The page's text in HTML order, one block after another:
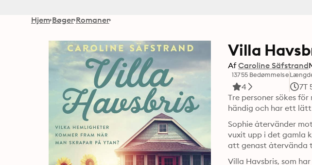
Hjem Bøger Romaner
Villa
Af Caroline Säfstrand
13755 Bedømmelse
4 7T
Tre personer sökes
händig och har ett
Sophie återvänder
vuxit upp i det gamla
att genast återvända
Villa Havsbris, som